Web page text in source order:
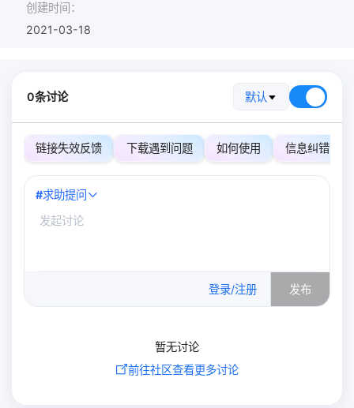
创建时间：
2021-03-18
0条讨论 默认
链接失效反馈 下载遇到问题 如何使用 信息纠错
#求助提问
登录/注册 发布
暂无讨论
前往社区查看更多讨论